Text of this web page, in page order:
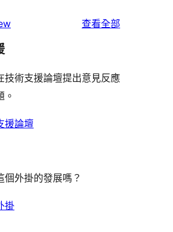
查看全部
評
技術支援論壇提出意見反應
。
援論壇
個外掛的發展嗎？
掛